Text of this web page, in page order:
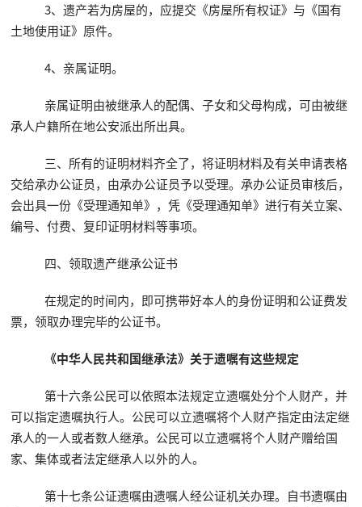
3、遗产若为房屋的，应提交《房屋所有权证》与《国有
土地使用证》原件。
4、亲属证明。
亲属证明由被继承人的配偶、子女和父母构成，可由被继
承人户籍所在地公安派出所出具。
三、所有的证明材料齐全了，将证明材料及有关申请表格
交给承办公证员，由承办公证员予以受理。承办公证员审核后，
会出具一份《受理通知单》，凭《受理通知单》进行有关立案、
编号、付费、复印证明材料等事项。
四、领取遗产继承公证书
在规定的时间内，即可携带好本人的身份证明和公证费发
票，领取办理完毕的公证书。
《中华人民共和国继承法》关于遗嘱有这些规定
第十六条公民可以依照本法规定立遗嘱处分个人财产，并
可以指定遗嘱执行人。公民可以立遗嘱将个人财产指定由法定继
承人的一人或者数人继承。公民可以立遗嘱将个人财产赠给国
家、集体或者法定继承人以外的人。
第十七条公证遗嘱由遗嘱人经公证机关办理。自书遗嘱由